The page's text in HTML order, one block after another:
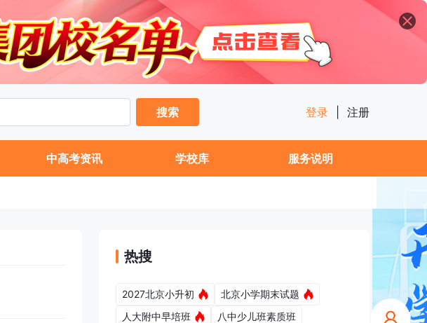
搜索
登录 注册
中高考资讯 学校库 服务说明
热搜
2027北京小升初
北京小学期末试题
人大附中早培班
八中少儿班素质班